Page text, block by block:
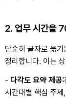
2. 업무 시간을
단순히 글자로 옮
정리합니다. 이는
- 다각도 요약 제공:
시간대별 핵심 주제 ,